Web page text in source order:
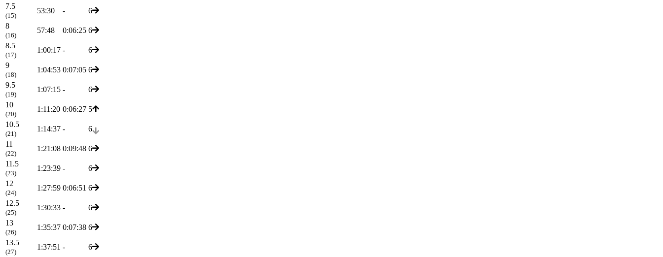
7.5
(15)
53:30 -
6
8
(16)
57:48 0:06:25 6
8.5
(17)
1:00:17 -
6
9
(18)
1:04:53 0:07:05 6
9.5
(19)
1:07:15 -
6
10
(20)
1:11:20 0:06:27 5
10.5
(21)
1:14:37 -
6
11
(22)
1:21:08 0:09:48 6
11.5
(23)
1:23:39 -
6
12
(24)
1:27:59 0:06:51 6
12.5
(25)
1:30:33 -
6
13
(26)
1:35:37 0:07:38 6
13.5
(27)
1:37:51 -
6